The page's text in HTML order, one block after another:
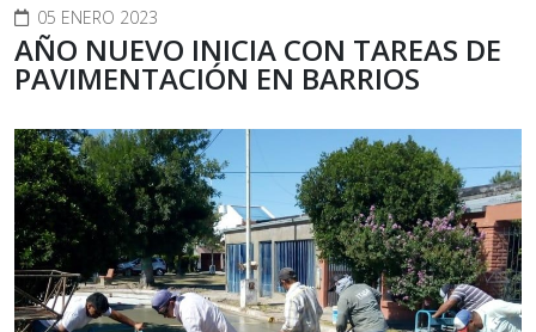
05 ENERO 2023
AÑO NUEVO INICIA CON TAREAS DE
PAVIMENTACIÓN EN BARRIOS